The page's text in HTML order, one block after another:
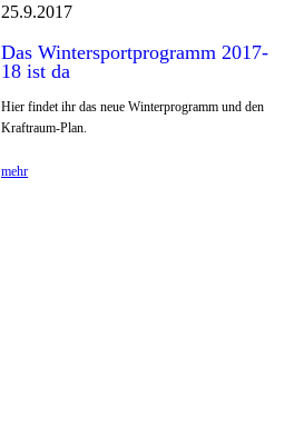
25.9.2017
Das Wintersportprogramm 2017-
18 ist da
Hier findet ihr das neue Winterprogramm und den
Kraftraum-Plan.
mehr